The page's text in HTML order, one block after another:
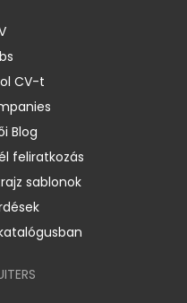
CV-t
Blog
feliratkozás
sablonok